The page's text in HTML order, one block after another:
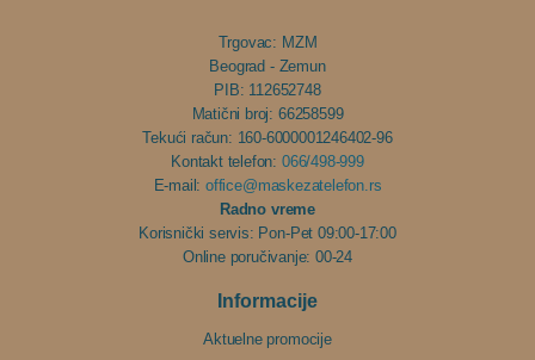
Trgovac: MZM
Beograd - Zemun
PIB: 112652748
Matični broj: 66258599
Tekući račun: 160-6000001246402-96
Kontakt telefon: 066/498-999
E-mail:office@maskezatelefon.rs
Radno vreme
Korisnički servis: Pon-Pet 09:00-17:00
Online poručivanje: 00-24
Informacije
Aktuelne promocije